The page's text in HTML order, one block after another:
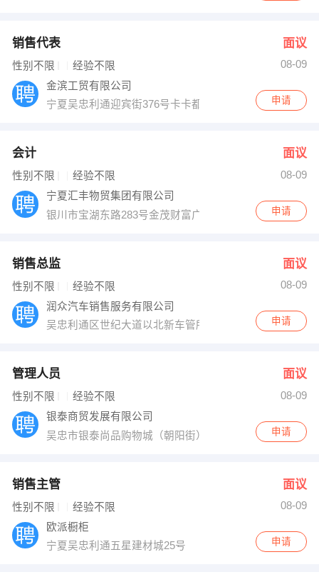
销售代表 面议
性别不限 经验不限
08-09
金滨工贸有限公司
宁夏吴忠利通迎宾街376号卡卡都正对面
申请
会计 面议
性别不限 经验不限
08-09
宁夏汇丰物贸集团有限公司
银川市宝湖东路283号金茂财富广场A座10楼（胜利街与
申请
销售总监 面议
性别不限 经验不限
08-09
润众汽车销售服务有限公司
吴忠利通区世纪大道以北新车管所对面
申请
管理人员 面议
性别不限 经验不限
08-09
银泰商贸发展有限公司
吴忠市银泰尚品购物城（朝阳街）
申请
销售主管 面议
性别不限 经验不限
08-09
欧派橱柜
宁夏吴忠利通五星建材城25号
申请